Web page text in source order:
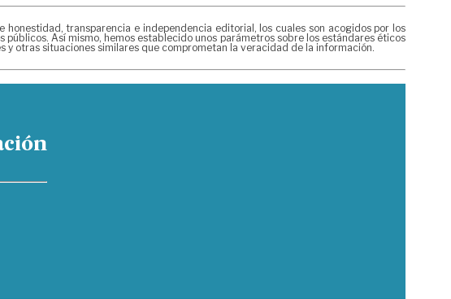
honestidad, transparencia e independencia editorial, los cuales son acogidos por los
Así mismo, hemos establecido unos parámetros sobre los estándares éticos
otras situaciones similares que comprometan la veracidad de la información.